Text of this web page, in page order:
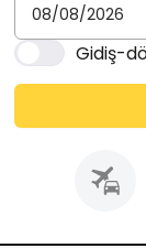
Gidiş-